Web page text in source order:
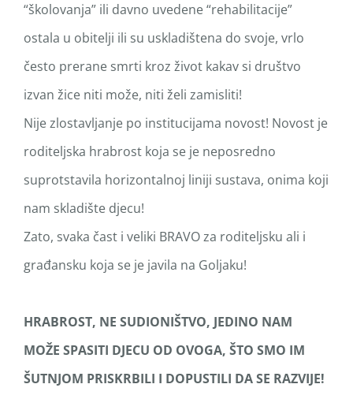
“školovanja” ili davno uvedene “rehabilitacije”
ostala u obitelji ili su uskladištena do svoje, vrlo
često prerane smrti kroz život kakav si društvo
izvan žice niti može, niti želi zamisliti!
Nije zlostavljanje po institucijama novost! Novost je
roditeljska hrabrost koja se je neposredno
suprotstavila horizontalnoj liniji sustava, onima koji
nam skladište djecu!
Zato, svaka čast i veliki BRAVO za roditeljsku ali i
građansku koja se je javila na Goljaku!
HRABROST, NE SUDIONIŠTVO, JEDINO NAM
MOŽE SPASITI DJECU OD OVOGA, ŠTO SMO IM
ŠUTNJOM PRISKRBILI I DOPUSTILI DA SE RAZVIJE!